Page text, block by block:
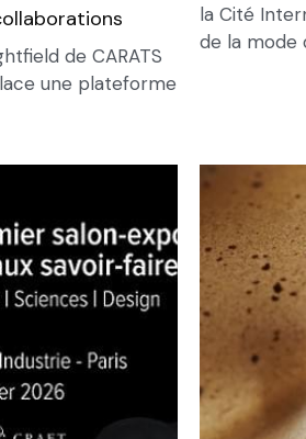
de CARATS
une plateforme
la Cité
de la mode